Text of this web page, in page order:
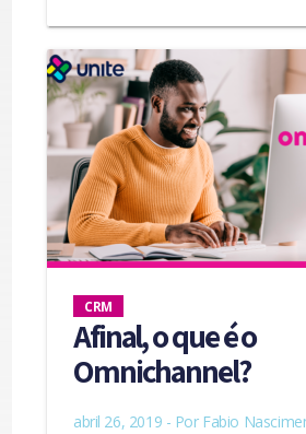
CRM
Afinal, o que é o
Omnichannel?
abril 26, 2019 - Por Fabio